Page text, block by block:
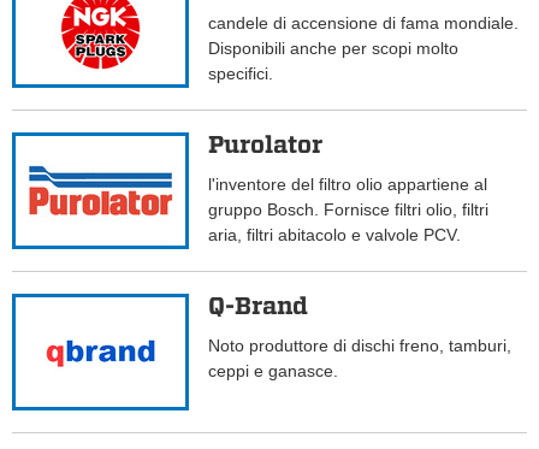
candele di accensione di fama mondiale.
Disponibili anche per scopi molto
specifici.
Purolator
l'inventore del filtro olio appartiene al
gruppo Bosch. Fornisce filtri olio, filtri
aria, filtri abitacolo e valvole PCV.
Q-Brand
Noto produttore di dischi freno, tamburi,
ceppi e ganasce.